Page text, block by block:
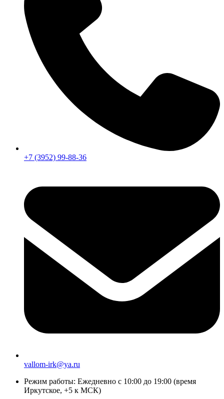
+7 (3952) 99-88-36
vallom-irk@ya.ru
Режим работы: Ежедневно с 10:00 до 19:00 (время
Иркутское, +5 к МСК)